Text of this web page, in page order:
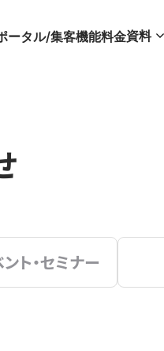
ータル/集客機能料金資料
ト・セミナー